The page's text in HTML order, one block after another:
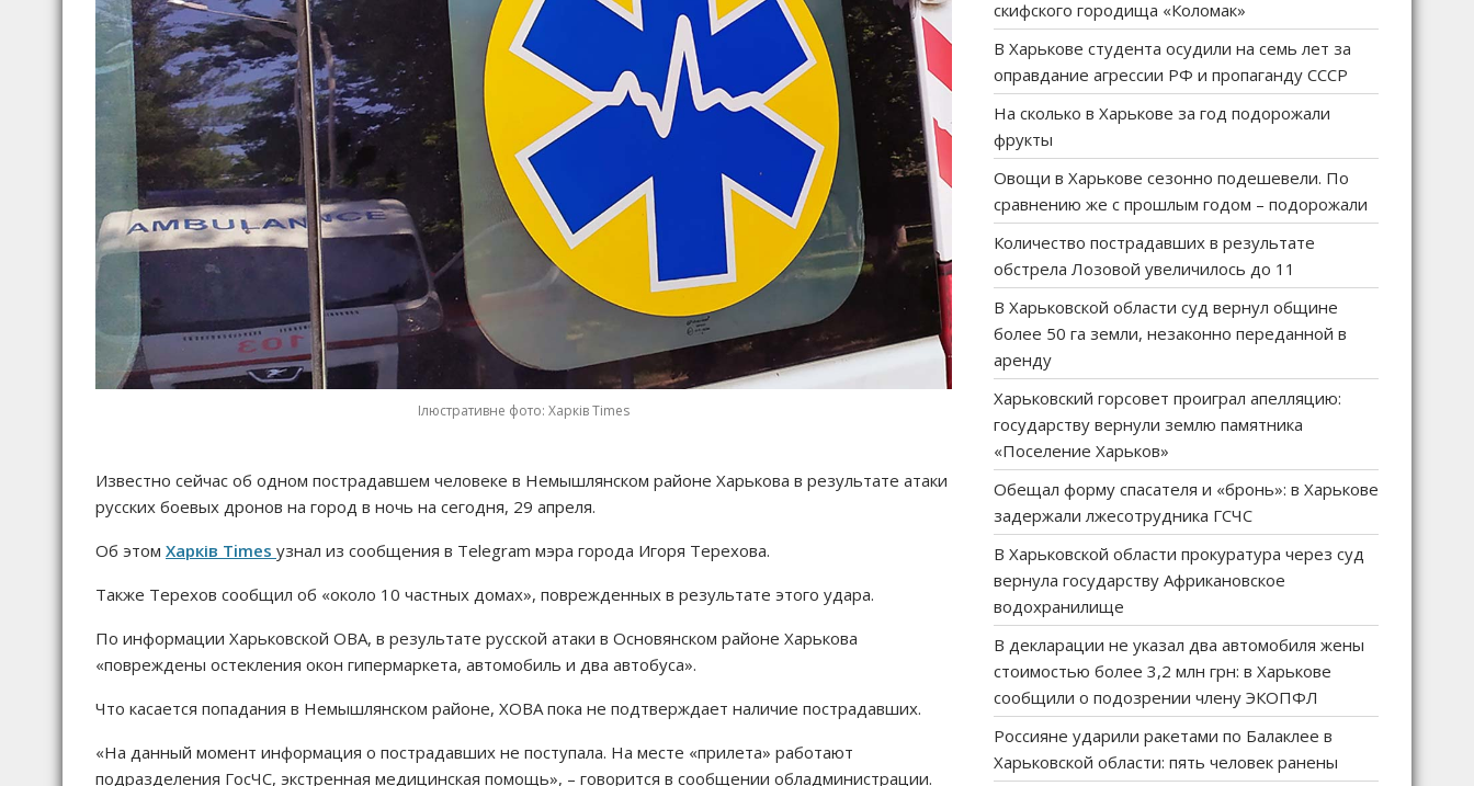
Ілюстративне фото: Харків Times
Известно сейчас об одном пострадавшем человеке в Немышлянском районе Харькова в результате атаки
русских боевых дронов на город в ночь на сегодня, 29 апреля.
Об этом Харків Times узнал из сообщения в Telegram мэра города Игоря Терехова.
Также Терехов сообщил об «около 10 частных домах», поврежденных в результате этого удара.
По информации Харьковской ОВА, в результате русской атаки в Основянском районе Харькова
«повреждены остекления окон гипермаркета, автомобиль и два автобуса».
Что касается попадания в Немышлянском районе, ХОВА пока не подтверждает наличие пострадавших.
«На данный момент информация о пострадавших не поступала. На месте «прилета» работают
подразделения ГосЧС, экстренная медицинская помощь», – говорится в сообщении обладминистрации.
скифского городища «Коломак»
В Харькове студента осудили на семь лет за
оправдание агрессии РФ и пропаганду СССР
На сколько в Харькове за год подорожали
фрукты
Овощи в Харькове сезонно подешевели. По
сравнению же с прошлым годом – подорожали
Количество пострадавших в результате
обстрела Лозовой увеличилось до 11
В Харьковской области суд вернул общине
более 50 га земли, незаконно переданной в
аренду
Харьковский горсовет проиграл апелляцию:
государству вернули землю памятника
«Поселение Харьков»
Обещал форму спасателя и «бронь»: в Харькове
задержали лжесотрудника ГСЧС
В Харьковской области прокуратура через суд
вернула государству Африкановское
водохранилище
В декларации не указал два автомобиля жены
стоимостью более 3,2 млн грн: в Харькове
сообщили о подозрении члену ЭКОПФЛ
Россияне ударили ракетами по Балаклее в
Харьковской области: пять человек ранены